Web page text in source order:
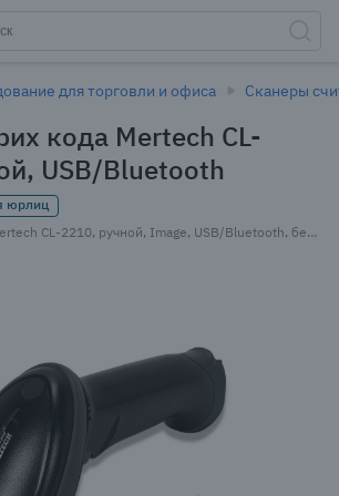
для торговли и офиса Сканеры
кода Mertech CL-
USB/Bluetooth
юрлиц
Сканер штрих-кода Mertech CL-2210, ручной, Image, USB/Bluetooth, беспроводной, 1D/2D, приемник USB, кабель USB, черный, IP54, 1.05 м (4794)